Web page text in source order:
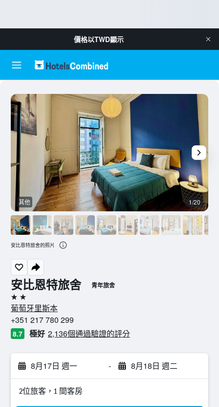
價格以TWD顯示
安比恩特旅舍 青年旅舍
2星級
葡萄牙里斯本
+351 217 780 299
8.7 極好 2,136個通過驗證的評分
8月17日 週一 - 8月18日 週二
2位旅客，1 間客房
其他 1/20
安比恩特旅舍的照片